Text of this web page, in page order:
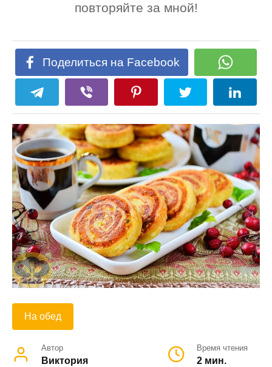
повторяйте за мной!
Поделиться на Facebook
На обед
Автор
Виктория
Время чтения
2 мин.